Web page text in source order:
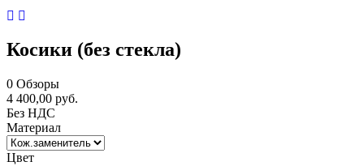
Косики (без стекла)
0 Обзоры
4 400,00 руб.
Без НДС
Материал
Цвет